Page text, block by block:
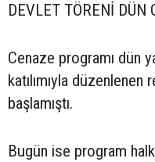
DEVLET TÖRENİ DÜN
Cenaze programı dün
katılımıyla
başlamıştı.
Bugün ise program